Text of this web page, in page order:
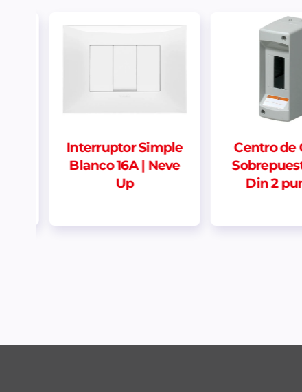
Centro de Carga
Sobrepuesto Riel
Din 2 puntos
Doble